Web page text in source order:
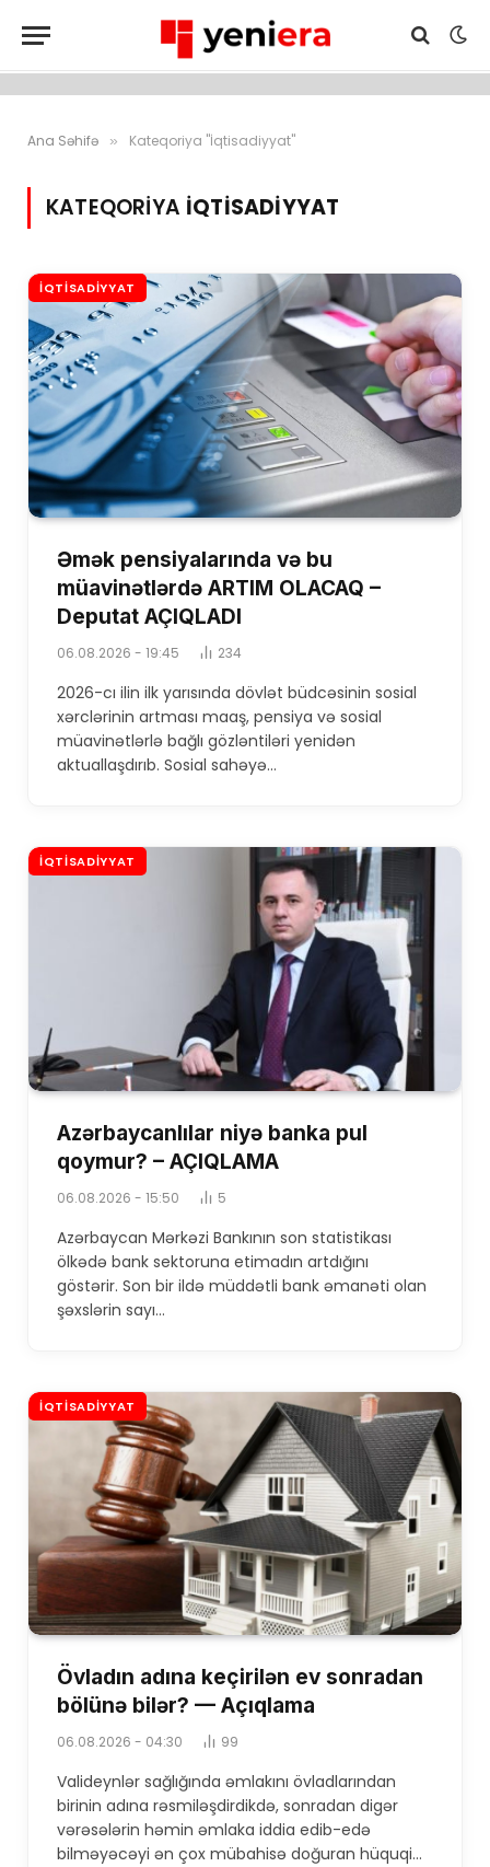
Ana Səhifə » Kateqoriya "İqtisadiyyat"
KATEQORIYA İQTISADIYYAT
İQTISADIYYAT
Əmək pensiyalarında və bu
müavinətlərdə ARTIM OLACAQ –
Deputat AÇIQLADI
06.08.2026 - 19:45 234
2026-cı ilin ilk yarısında dövlət büdcəsinin sosial
xərclərinin artması maaş, pensiya və sosial
müavinətlərlə bağlı gözləntiləri yenidən
aktuallaşdırıb. Sosial sahəyə…
İQTISADIYYAT
Azərbaycanlılar niyə banka pul
qoymur? – AÇIQLAMA
06.08.2026 - 15:50 5
Azərbaycan Mərkəzi Bankının son statistikası
ölkədə bank sektoruna etimadın artdığını
göstərir. Son bir ildə müddətli bank əmanəti olan
şəxslərin sayı…
İQTISADIYYAT
Övladın adına keçirilən ev sonradan
bölünə bilər? — Açıqlama
06.08.2026 - 04:30 99
Valideynlər sağlığında əmlakını övladlarından
birinin adına rəsmiləşdirdikdə, sonradan digər
vərəsələrin həmin əmlaka iddia edib-edə
bilməyəcəyi ən çox mübahisə doğuran hüquqi…